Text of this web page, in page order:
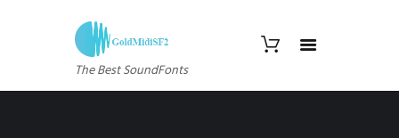
The Best SoundFonts